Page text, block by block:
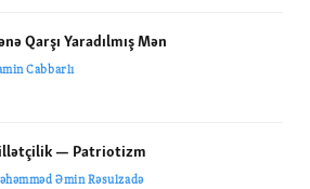
Qarşı Yaradılmış Mən
Cabbarlı
— Patriotizm
Əmin Rəsulzadə